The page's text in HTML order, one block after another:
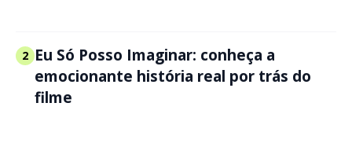
2 Eu Só Posso Imaginar: conheça a
emocionante história real por trás do
filme